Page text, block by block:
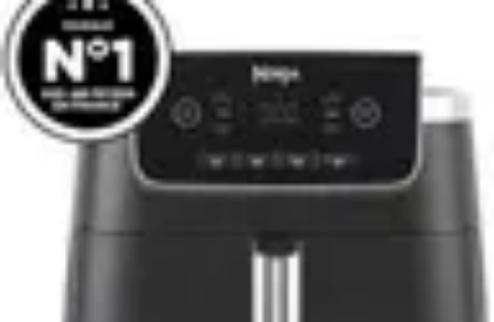
Recettes de Poissons
Recettes de PapilloteRecettes Faciles
Marinades Recettes de Poisson
Recettes de Poissons